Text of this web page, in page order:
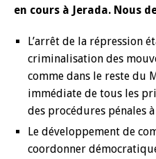
en cours à Jerada. Nous
L’arrêt de la répression
criminalisation des
comme dans le reste du
immédiate de tous les
des procédures pénales
Le développement de
coordonner